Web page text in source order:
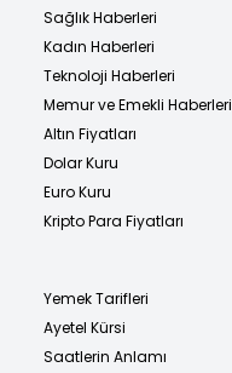
Sağlık Haberleri
Kadın Haberleri
Teknoloji Haberleri
Memur ve Emekli Haberleri
Altın Fiyatları
Dolar Kuru
Euro Kuru
Kripto Para Fiyatları
Yemek Tarifleri
Ayetel Kürsi
Saatlerin Anlamı